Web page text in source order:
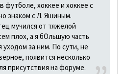
футболе, хоккее и хоккее с
знаком с Л. Яшиным.
мучился от тяжелой
плох, а я бОльшую часть
уходом за ним. По сути, не
появится несколько
присутствия на форуме.